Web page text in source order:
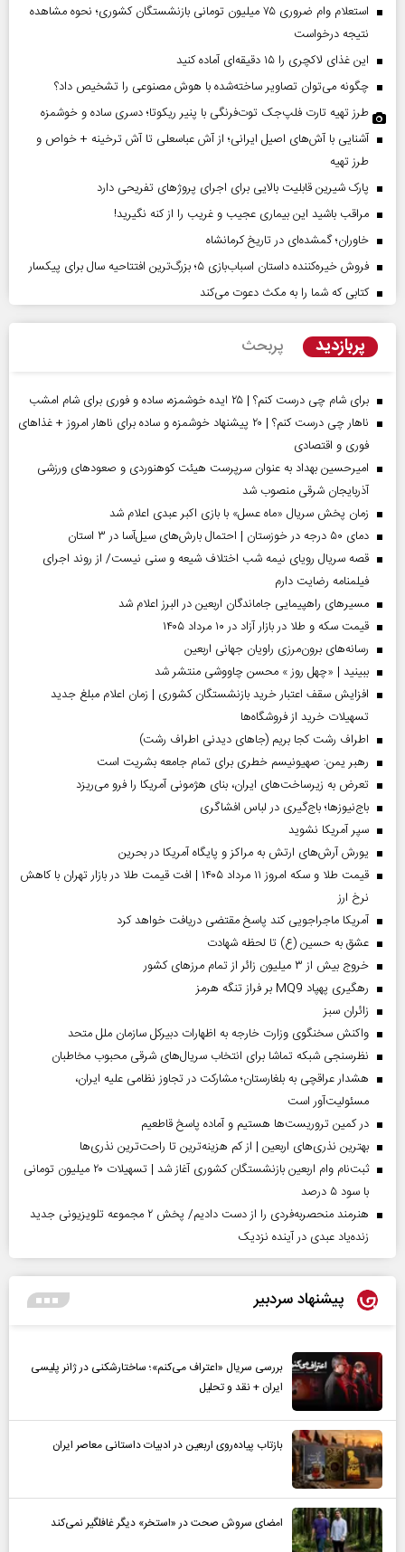
استعلام وام ضروری ۷۵ میلیون تومانی بازنشستگان کشوری؛ نحوه مشاهده
نتیجه درخواست
این غذای لاکچری را ۱۵ دقیقه‌ای آماده کنید
چگونه می‌توان تصاویر ساخته‌شده با هوش مصنوعی را تشخیص داد؟
طرز تهیه تارت فلپ‌جک توت‌فرنگی با پنیر ریکوتا؛ دسری ساده و خوشمزه
آشنایی با آش‌های اصیل ایرانی؛ از آش عباسعلی تا آش ترخینه + خواص و
طرز تهیه
پارک شیرین قابلیت‌ بالایی برای اجرای پروژهای تفریحی دارد
مراقب باشید این بیماری عجیب و غریب را از کنه نگیرید!
خاوران؛ گمشده‌ای در تاریخ کرمانشاه
فروش خیره‌کننده داستان اسباب‌بازی ۵؛ بزرگ‌ترین افتتاحیه سال برای پیکسار
کتابی که شما را به مکث دعوت می‌کند
پربازدید پربحث
برای شام چی درست کنم؟ | ۲۵ ایده خوشمزه، ساده و فوری برای شام امشب
ناهار چی درست کنم؟ | ۲۰ پیشنهاد خوشمزه و ساده برای ناهار امروز + غذاهای
فوری و اقتصادی
امیرحسین بهداد به عنوان سرپرست هیئت کوهنوردی و صعودهای ورزشی
آذربایجان شرقی منصوب شد
زمان پخش سریال «ماه عسل» با بازی اکبر عبدی اعلام شد
دمای ۵۰ درجه در خوزستان | احتمال بارش‌های سیل‌آسا در ۳ استان
قصه سریال رویای نیمه شب اختلاف شیعه و سنی نیست/ از روند اجرای
فیلمنامه رضایت دارم
مسیر‌های راهپیمایی جاماندگان اربعین در البرز اعلام شد
قیمت سکه و طلا در بازار آزاد در ۱۰ مرداد ۱۴۰۵
رسانه‌های برون‌مرزی راویان جهانی اربعین
ببینید | «چهل روز » محسن چاووشی منتشر شد
افزایش سقف اعتبار خرید بازنشستگان کشوری | زمان اعلام مبلغ جدید
تسهیلات خرید از فروشگاه‌ها
اطراف رشت کجا بریم (جاهای دیدنی اطراف رشت)
رهبر یمن: صهیونیسم خطری برای تمام جامعه بشریت است
تعرض به زیرساخت‌های ایران، بنای هژمونی آمریکا را فرو می‌ریزد
باج‌نیوزها؛ باج‌گیری در لباس افشاگری
سپر آمریکا نشوید
یورش آرش‌های ارتش به مراکز و پایگاه‌ آمریکا در بحرین
قیمت طلا و سکه امروز ۱۱ مرداد ۱۴۰۵ | افت قیمت طلا در بازار تهران با کاهش
نرخ ارز
آمریکا ماجراجویی کند پاسخ مقتضی دریافت خواهد کرد
عشق به حسین (ع) تا لحظه شهادت
خروج بیش از ۳ میلیون زائر از تمام مرز‌های کشور
رهگیری پهپاد MQ9 بر فراز تنگه هرمز
‌زائران سبز
واکنش سخنگوی وزارت خارجه به اظهارات دبیرکل سازمان ملل متحد
نظرسنجی شبکه تماشا برای انتخاب سریال‌های شرقی محبوب مخاطبان
هشدار عراقچی به بلغارستان؛ مشارکت در تجاوز نظامی علیه ایران،
مسئولیت‌آور است
در کمین تروریست‌ها هستیم و آماده پاسخ قاطعیم
بهترین نذری‌های اربعین | از کم هزینه‌ترین تا راحت‌ترین نذری‌ها
ثبت‌نام وام اربعین بازنشستگان کشوری آغاز شد | تسهیلات ۲۰ میلیون تومانی
با سود ۵ درصد
هنرمند منحصر‌به‌فردی را از دست دادیم/ پخش ۲ مجموعه تلویزیونی جدید
زنده‌یاد عبدی در آینده نزدیک
پیشنهاد سردبیر
بررسی سریال «اعتراف می‌کنم»؛ ساختارشکنی در ژانر پلیسی
ایران + نقد و تحلیل
بازتاب پیاده‌روی اربعین در ادبیات داستانی معاصر ایران
امضای سروش صحت در «استخر» دیگر غافلگیر نمی‌کند